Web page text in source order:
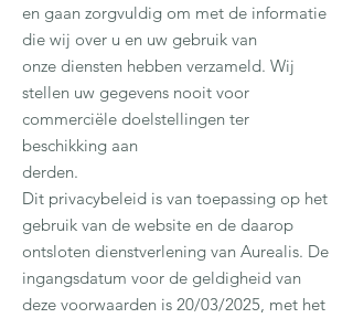
en gaan zorgvuldig om met de informatie
die wij over u en uw gebruik van
onze diensten hebben verzameld. Wij
stellen uw gegevens nooit voor
commerciële doelstellingen ter
beschikking aan
derden.
Dit privacybeleid is van toepassing op het
gebruik van de website en de daarop
ontsloten dienstverlening van Aurealis. De
ingangsdatum voor de geldigheid van
deze voorwaarden is 20/03/2025, met het